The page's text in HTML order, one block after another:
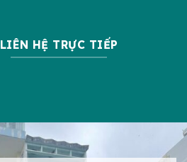
LIÊN HỆ TRỰC TIẾP